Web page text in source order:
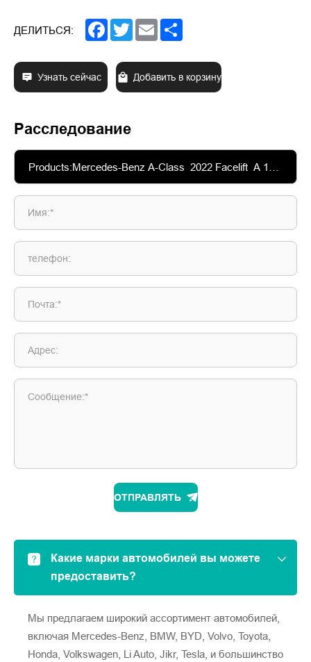
ДЕЛИТЬСЯ: Facebook
TwitterEmail
Узнать сейчас Добавить в корзину
Расследование
Имя:*
телефон:
Почта:*
Адрес:
Сообщение:*
ОТПРАВЛЯТЬ
Какие марки автомобилей вы можете
предоставить?
Мы предлагаем широкий ассортимент автомобилей,
включая Mercedes-Benz, BMW, BYD, Volvo, Toyota,
Honda, Volkswagen, Li Auto, Jikr, Tesla, и большинство